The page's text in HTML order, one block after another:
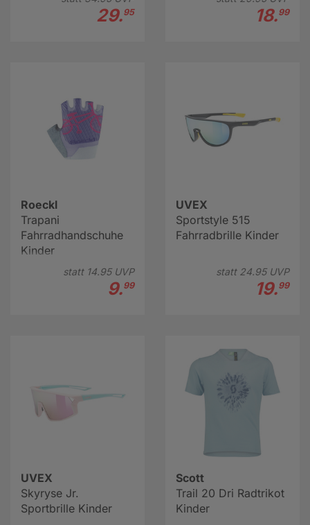
29.95 18.99
Roeckl
Trapani
Fahrradhandschuhe
Kinder
statt 14.95UVP
9.99
UVEX
Sportstyle 515
Fahrradbrille Kinder
statt 24.95UVP
19.99
UVEX
Skyryse Jr.
Sportbrille Kinder
Scott
Trail 20 Dri Radtrikot
Kinder